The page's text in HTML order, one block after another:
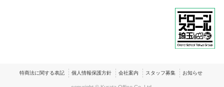
特商法に関する表記 個人情報保護方針 会社案内 スタッフ募集 お知らせ